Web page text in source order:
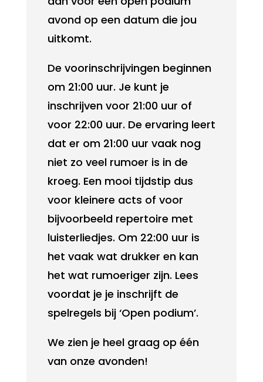
avond op een datum die jou
uitkomt.
De voorinschrijvingen beginnen
om 21:00 uur. Je kunt je
inschrijven voor 21:00 uur of
voor 22:00 uur. De ervaring leert
dat er om 21:00 uur vaak nog
niet zo veel rumoer is in de
kroeg. Een mooi tijdstip dus
voor kleinere acts of voor
bijvoorbeeld repertoire met
luisterliedjes. Om 22:00 uur is
het vaak wat drukker en kan
het wat rumoeriger zijn. Lees
voordat je je inschrijft de
spelregels bij ‘Open podium’.
We zien je heel graag op één
van onze avonden!